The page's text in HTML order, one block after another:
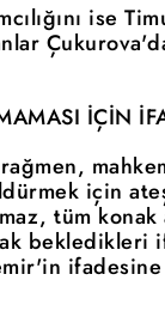
ise
İÇİN
için
tüm
bekledikleri